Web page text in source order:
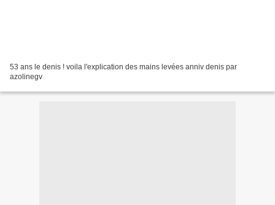
53 ans le denis ! voila l'explication des mains levées anniv denis par
azolinegv